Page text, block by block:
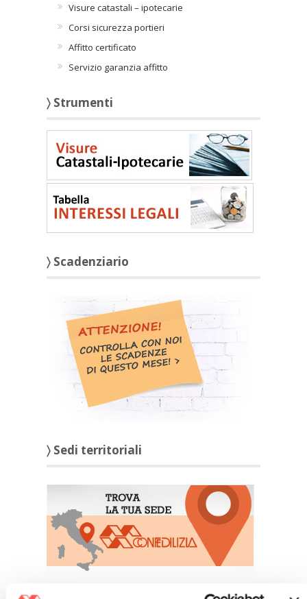
Visure catastali – ipotecarie
Corsi sicurezza portieri
Affitto certificato
Servizio garanzia affitto
〉 Strumenti
〉 Scadenziario
〉 Sedi territoriali